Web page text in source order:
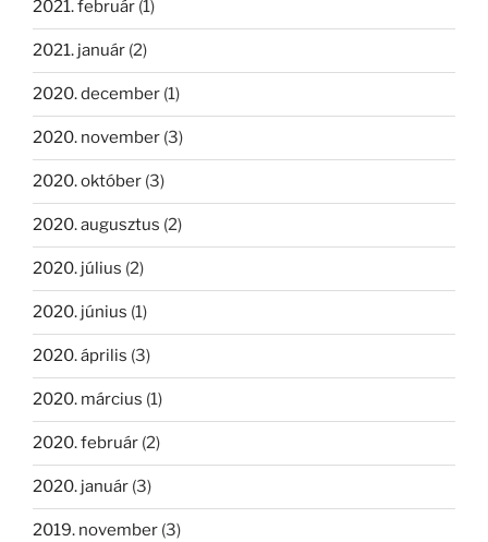
2021. február (1)
2021. január (2)
2020. december (1)
2020. november (3)
2020. október (3)
2020. augusztus (2)
2020. július (2)
2020. június (1)
2020. április (3)
2020. március (1)
2020. február (2)
2020. január (3)
2019. november (3)